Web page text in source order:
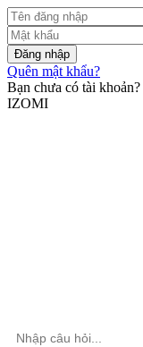
Đăng nhập
Quên mật khẩu?
Bạn chưa có tài khoản?
IZOMI